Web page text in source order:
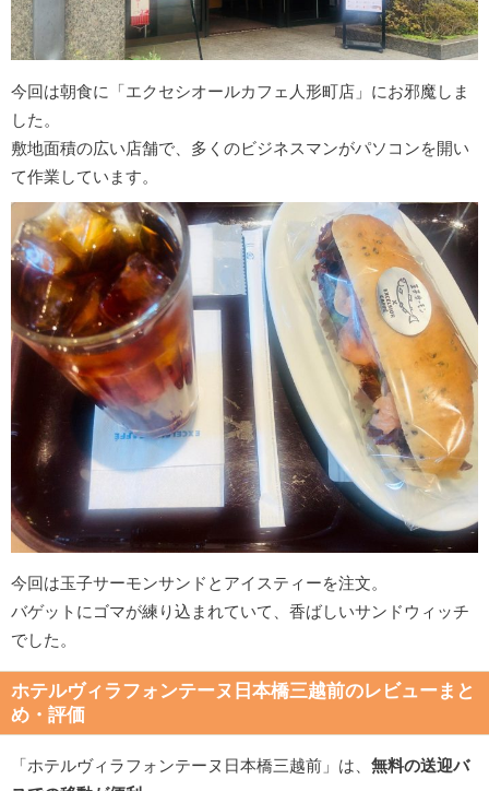
今回は朝食に「エクセシオールカフェ人形町店」にお邪魔しま
した。
敷地面積の広い店舗で、多くのビジネスマンがパソコンを開い
て作業しています。
今回は玉子サーモンサンドとアイスティーを注文。
バゲットにゴマが練り込まれていて、香ばしいサンドウィッチ
でした。
ホテルヴィラフォンテーヌ日本橋三越前のレビューまと
め・評価
「ホテルヴィラフォンテーヌ日本橋三越前」は、 無料の送迎バ